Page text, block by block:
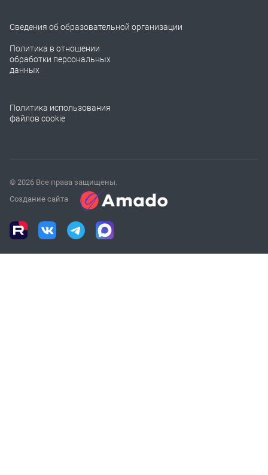
Сведения об образовательной организации
Политика в отношении
обработки персональных
данных
Политика использования
файлов cookie
© 2026 Все права защищены.
Создание сайта